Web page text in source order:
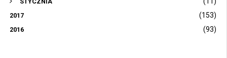
2017 (153)
2016 (93)